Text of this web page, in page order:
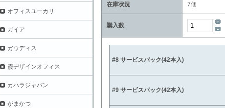
在庫状況 7個
購入数
#8 サービスパック(42本入)
#9 サービスパック(42本入)
オフィスユーカリ
ガイア
ガウディス
霞デザインオフィス
カハラジャパン
がまかつ